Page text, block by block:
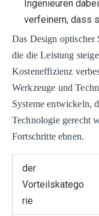
Ingenieuren
verfeinern, dass
Das Design optischer
die die Leistung
Kosteneffizienz
Werkzeuge und
Systeme entwickeln,
Technologie gerecht
Fortschritte ebnen.
der
Vorteilskatego
rie